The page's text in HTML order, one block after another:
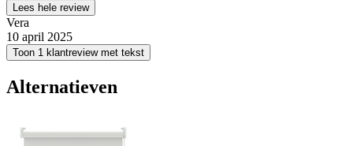
Lees hele review
Vera
10 april 2025
Toon 1 klantreview met tekst
Alternatieven